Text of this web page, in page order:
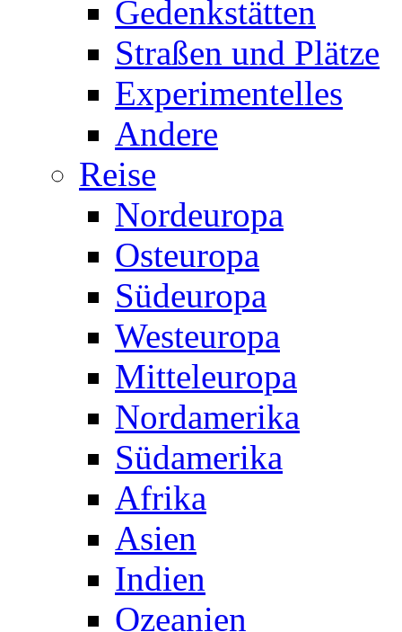
Gedenkstätten
Straßen und Plätze
Experimentelles
Andere
Reise
Nordeuropa
Osteuropa
Südeuropa
Westeuropa
Mitteleuropa
Nordamerika
Südamerika
Afrika
Asien
Indien
Ozeanien